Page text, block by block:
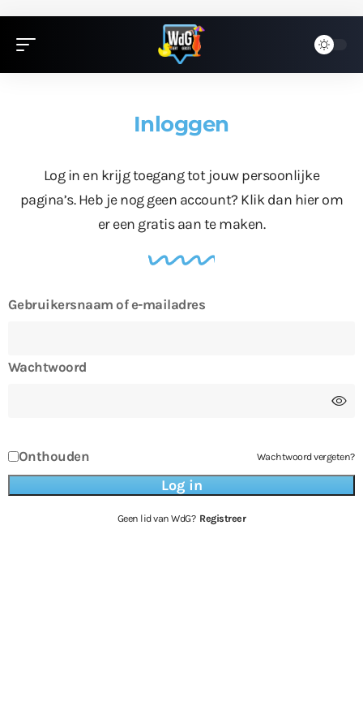
Inloggen
Log in en krijg toegang tot jouw persoonlijke
pagina’s. Heb je nog geen account? Klik dan hierom
er een gratis aan te maken.
Gebruikersnaam of e-mailadres
Wachtwoord
Onthouden Wachtwoord vergeten?
Geen lid van WdG? Registreer